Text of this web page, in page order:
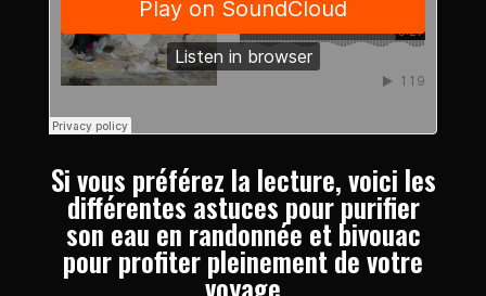
Si vous préférez la lecture, voici les
différentes astuces pour purifier
son eau en randonnée et bivouac
pour profiter pleinement de votre